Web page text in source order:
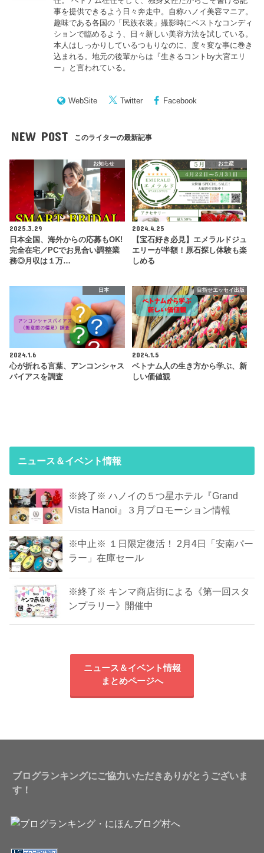
事を提供できるよう日々奔走中。自称ハノイ美容マニア。
趣味である各国の「民族衣装」撮影時にベストなコンディ
ションで臨めるよう、日々新しい美容方法を試している。
本人はしっかりしているつもりなのに、度々変な事に巻き
込まれる。地元の後輩からは『生きるコントby大宮エリ
ー 』と言われている。
WebSite Twitter Facebook
NEW POST このライターの最新記事
お知らせ
2025.3.29
日本全国、海外からの応募もOK!
完全在宅／PCでお見合い調整業
務◎月収は１万…
お土産
2024.4.25
【宝石好き必見】エメラルドジュ
エリーが半額！原石探し体験も楽
しめる
日本
2024.1.6
心が折れる言葉、アンコンシャス
バイアスを調査
目指せエッセイ出版
2024.1.5
ベトナム人の生き方から学ぶ、新
しい価値観
ニュース＆イベント情報
※終了※ ハノイの５つ星ホテル『Grand
Vista Hanoi』３月プロモーション情報
※中止※ １日限定復活！ 2月4日「安南パー
ラー」在庫セール
※終了※ キンマ商店街による《第一回スタ
ンプラリー》開催中
ニュース＆イベント情報
まとめページへ
ブログランキングにご協力いただきありがとうございま
す！